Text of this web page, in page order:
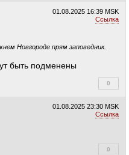
01.08.2025 16:39 MSK
Ссылка
Новгороде прям заповедник.
быть подменены
0
01.08.2025 23:30 MSK
Ссылка
0